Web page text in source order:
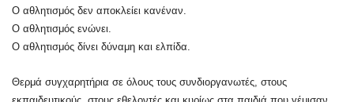
Ο αθλητισμός δεν αποκλείει κανέναν.
Ο αθλητισμός ενώνει.
Ο αθλητισμός δίνει δύναμη και ελπίδα.
Θερμά συγχαρητήρια σε όλους τους συνδιοργανωτές, στους